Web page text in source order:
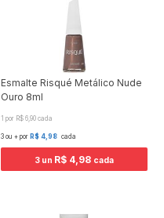
Esmalte Risqué Metálico Nude
Ouro 8ml
1 por R$ 6,90 cada
3 ou + por R$ 4,98 cada
3 un R$ 4,98 cada